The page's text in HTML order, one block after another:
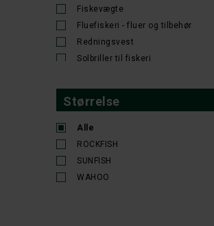
Fiskevægte
Fluefiskeri - fluer og tilbehør
Redningsvest
Solbriller til fiskeri
Størrelse
Alle
ROCKFISH
SUNFISH
WAHOO